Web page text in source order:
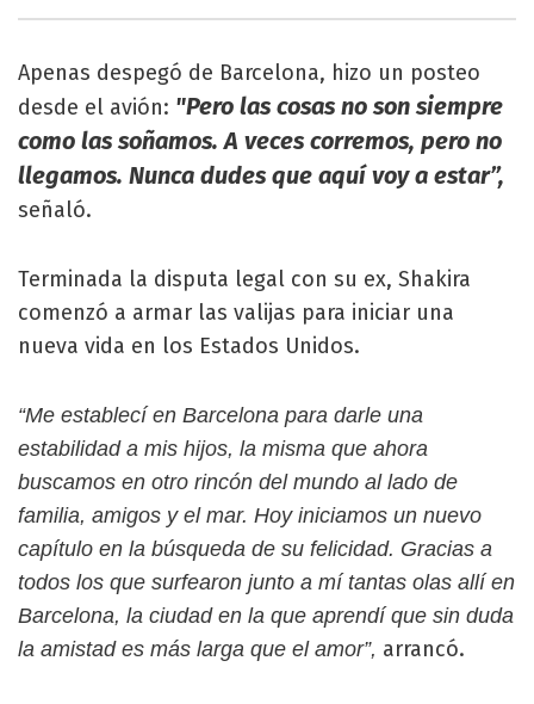
Apenas despegó de Barcelona, hizo un posteo
desde el avión: "Pero las cosas no son siempre
como las soñamos. A veces corremos, pero no
llegamos. Nunca dudes que aquí voy a estar”,
señaló.
Terminada la disputa legal con su ex, Shakira
comenzó a armar las valijas para iniciar una
nueva vida en los Estados Unidos.
“Me establecí en Barcelona para darle una
estabilidad a mis hijos, la misma que ahora
buscamos en otro rincón del mundo al lado de
familia, amigos y el mar. Hoy iniciamos un nuevo
capítulo en la búsqueda de su felicidad. Gracias a
todos los que surfearon junto a mí tantas olas allí en
Barcelona, la ciudad en la que aprendí que sin duda
la amistad es más larga que el amor”, arrancó.